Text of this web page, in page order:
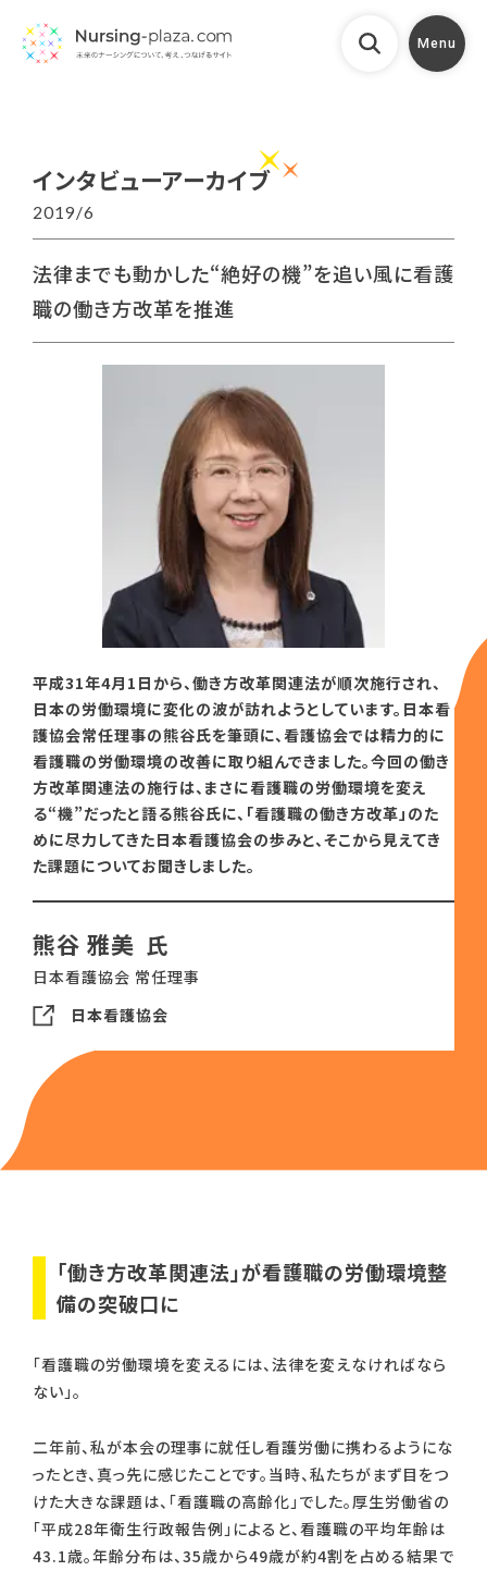
Menu
インタビューアーカイブ
2019/6
法律までも動かした“絶好の機”を追い風に看護
職の働き方改革を推進
平成31年4月1日から、働き方改革関連法が順次施行され、
日本の労働環境に変化の波が訪れようとしています。日本看
護協会常任理事の熊谷氏を筆頭に、看護協会では精力的に
看護職の労働環境の改善に取り組んできました。今回の働き
方改革関連法の施行は、まさに看護職の労働環境を変え
る“機”だったと語る熊谷氏に、「看護職の働き方改革」のた
めに尽力してきた日本看護協会の歩みと、そこから見えてき
た課題についてお聞きしました。
熊谷 雅美
日本看護協会 常任理事
日本看護協会
「働き方改革関連法」が看護職の労働環境整
備の突破口に
「看護職の労働環境を変えるには、法律を変えなければなら
ない」。
二年前、私が本会の理事に就任し看護労働に携わるようにな
ったとき、真っ先に感じたことです。当時、私たちがまず目をつ
けた大きな課題は、「看護職の高齢化」でした。厚生労働省の
「平成28年衛生行政報告例」によると、看護職の平均年齢は
43.1歳。年齢分布は、35歳から49歳が約4割を占める結果で